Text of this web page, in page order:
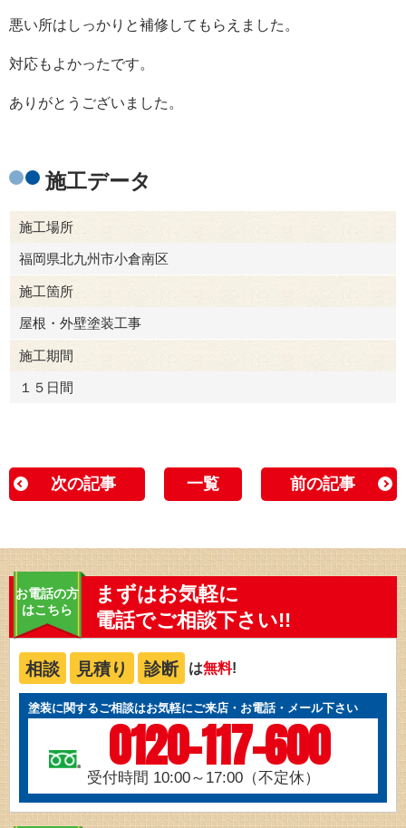
悪い所はしっかりと補修してもらえました。
対応もよかったです。
ありがとうございました。
施工データ
施工場所
福岡県北九州市小倉南区
施工箇所
屋根・外壁塗装工事
施工期間
１５日間
次の記事 一覧 前の記事
お電話の方
はこちら
まずはお気軽に
電話でご相談下さい!!
相談 見積り 診断 は無料!
塗装に関するご相談はお気軽にご来店・お電話・メール下さい
0120-117-600
受付時間 10:00～17:00（不定休）